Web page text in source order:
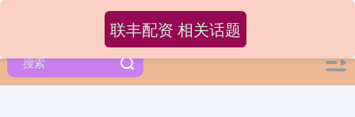
联丰配资 相关话题